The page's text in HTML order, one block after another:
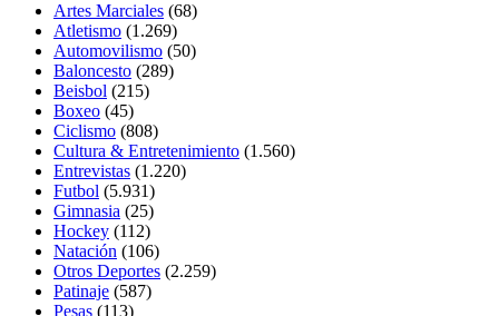
Artes Marciales (68)
Atletismo (1.269)
Automovilismo (50)
Baloncesto (289)
Beisbol (215)
Boxeo (45)
Ciclismo (808)
Cultura & Entretenimiento (1.560)
Entrevistas (1.220)
Futbol (5.931)
Gimnasia (25)
Hockey (112)
Natación (106)
Otros Deportes (2.259)
Patinaje (587)
Pesas (113)